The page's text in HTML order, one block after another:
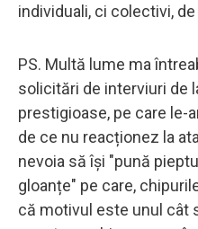
individuali, ci colectivi, de
PS. Multă lume ma
solicitări de interviuri de
prestigioase, pe care le-
de ce nu reacționez la
nevoia să își "pună
gloanțe" pe care,
că motivul este unul cât